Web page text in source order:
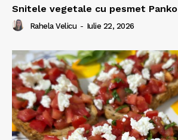
Snitele vegetale cu pesmet Panko
Rahela Velicu - Iulie 22, 2026